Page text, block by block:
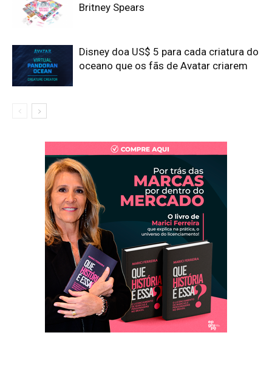
Britney Spears
Disney doa US$ 5 para cada criatura do
oceano que os fãs de Avatar criarem